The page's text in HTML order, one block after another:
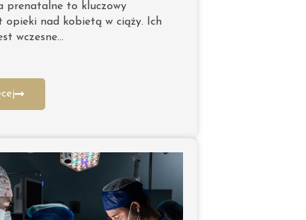
prenatalne to kluczowy
opieki nad kobietą w ciąży. Ich
wczesne…